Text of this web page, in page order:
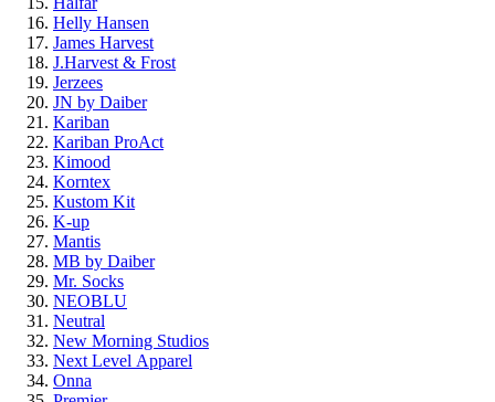
Helly Hansen
James Harvest
J.Harvest & Frost
Jerzees
JN by Daiber
Kariban
Kariban ProAct
Kimood
Korntex
Kustom Kit
K-up
Mantis
MB by Daiber
Mr. Socks
NEOBLU
Neutral
New Morning Studios
Next Level Apparel
Onna